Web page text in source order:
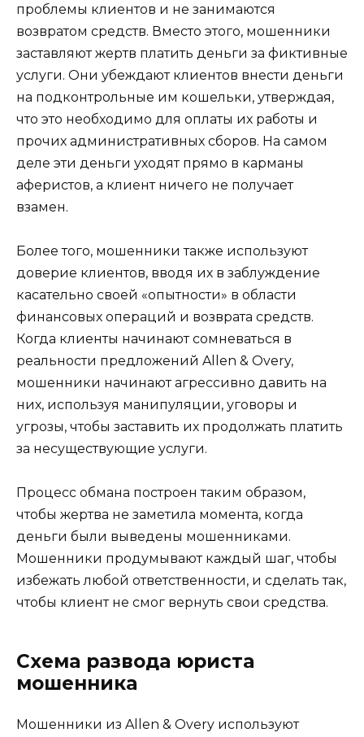
проблемы клиентов и не занимаются
возвратом средств. Вместо этого, мошенники
заставляют жертв платить деньги за фиктивные
услуги. Они убеждают клиентов внести деньги
на подконтрольные им кошельки, утверждая,
что это необходимо для оплаты их работы и
прочих административных сборов. На самом
деле эти деньги уходят прямо в карманы
аферистов, а клиент ничего не получает
взамен.
Более того, мошенники также используют
доверие клиентов, вводя их в заблуждение
касательно своей «опытности» в области
финансовых операций и возврата средств.
Когда клиенты начинают сомневаться в
реальности предложений Allen & Overy,
мошенники начинают агрессивно давить на
них, используя манипуляции, уговоры и
угрозы, чтобы заставить их продолжать платить
за несуществующие услуги.
Процесс обмана построен таким образом,
чтобы жертва не заметила момента, когда
деньги были выведены мошенниками.
Мошенники продумывают каждый шаг, чтобы
избежать любой ответственности, и сделать так,
чтобы клиент не смог вернуть свои средства.
Схема развода юриста
мошенника
Мошенники из Allen & Overy используют